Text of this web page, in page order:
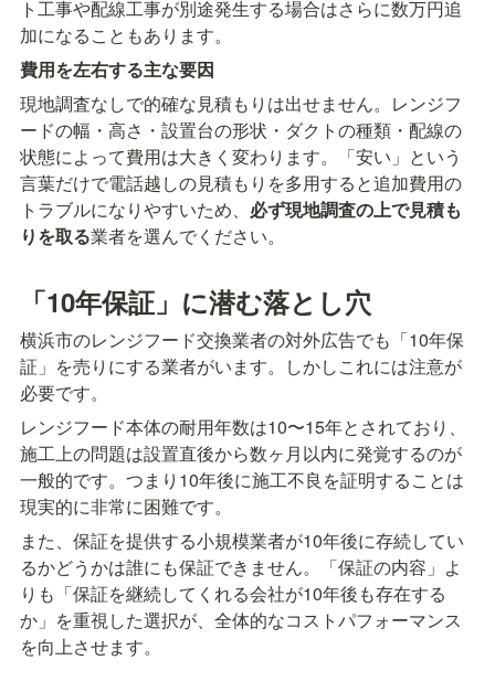
ト工事や配線工事が別途発生する場合はさらに数万円追
加になることもあります。
費用を左右する主な要因
現地調査なしで的確な見積もりは出せません。レンジフ
ードの幅・高さ・設置台の形状・ダクトの種類・配線の
状態によって費用は大きく変わります。「安い」という
言葉だけで電話越しの見積もりを多用すると追加費用の
トラブルになりやすいため、 必ず現地調査の上で見積も
りを取る業者を選んでください。
「10年保証」に潜む落とし穴
横浜市のレンジフード交換業者の対外広告でも「10年保
証」を売りにする業者がいます。しかしこれには注意が
必要です。
レンジフード本体の耐用年数は10〜15年とされており、
施工上の問題は設置直後から数ヶ月以内に発覚するのが
一般的です。つまり10年後に施工不良を証明することは
現実的に非常に困難です。
また、保証を提供する小規模業者が10年後に存続してい
るかどうかは誰にも保証できません。「保証の内容」よ
りも「保証を継続してくれる会社が10年後も存在する
か」を重視した選択が、全体的なコストパフォーマンス
を向上させます。